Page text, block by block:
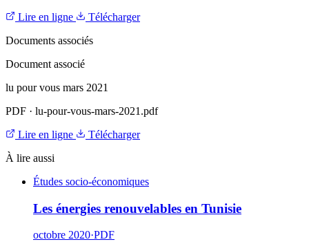
Lire en ligne
Télécharger
Documents associés
Document associé
lu pour vous mars 2021
PDF · lu-pour-vous-mars-2021.pdf
Lire en ligne
Télécharger
À lire aussi
Études socio-économiques
Les énergies renouvelables en Tunisie
octobre 2020·PDF